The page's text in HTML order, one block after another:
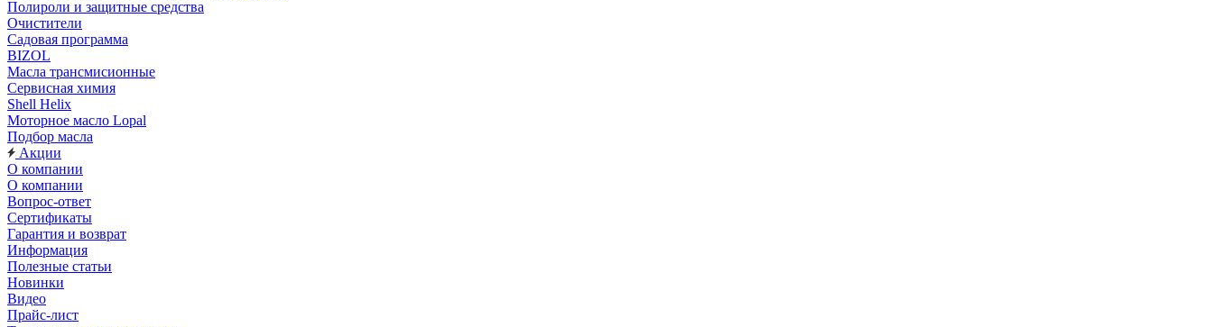
Полироли и защитные средства
Очистители
Садовая программа
BIZOL
Масла трансмисионные
Сервисная химия
Shell Helix
Моторное масло Lopal
Подбор масла
Акции
О компании
О компании
Вопрос-ответ
Сертификаты
Гарантия и возврат
Информация
Полезные статьи
Новинки
Видео
Прайс-лист